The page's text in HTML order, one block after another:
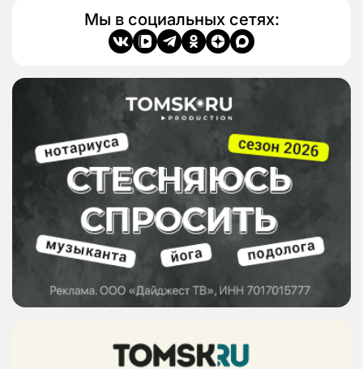
Мы в социальных сетях: